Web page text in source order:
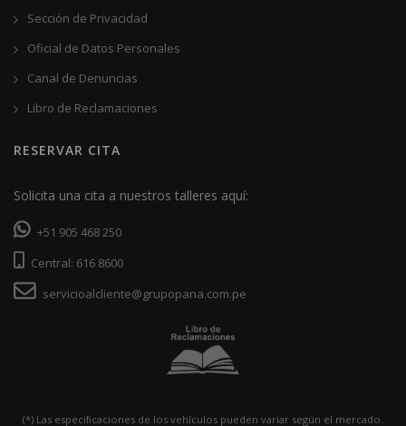
Sección de Privacidad
Oficial de Datos Personales
Canal de Denuncias
Libro de Reclamaciones
RESERVAR CITA
Solicita una cita a nuestros talleres aquí:
+51 905 468 250
Central: 616 8600
servicioalcliente@grupopana.com.pe
(*) Las especiﬁcaciones de los vehículos pueden variar según el mercado.